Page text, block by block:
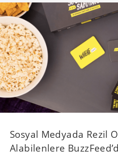
Sosyal Medyada Rezil
Alabilenlere